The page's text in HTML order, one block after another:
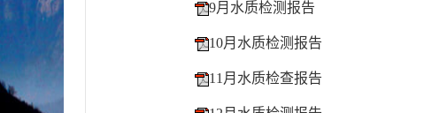
9月水质检测报告
10月水质检测报告
11月水质检查报告